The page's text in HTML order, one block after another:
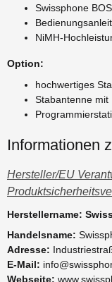
Swissphone
NiMH-
Option:
hochwertiges
Stabantenne mit
Informationen
Hersteller/EU
Herstellername:
Handelsname:
Adresse:
E-Mail:
Webseite: